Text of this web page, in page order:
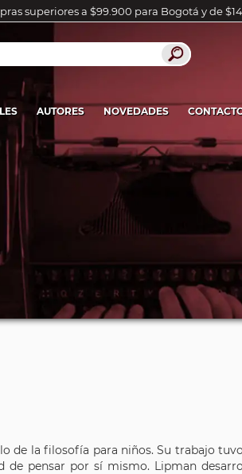
superiores a $99.900 para Bogotá y de
AUTORES NOVEDADES
de la filosofía para niños. Su trabajo
pensar por sí mismo. Lipman